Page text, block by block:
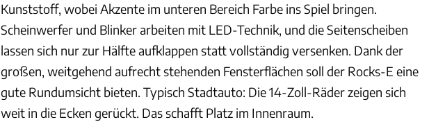
Kunststoff, wobei Akzente im unteren Bereich Farbe ins Spiel bringen.
Scheinwerfer und Blinker arbeiten mit LED-Technik, und die Seitenscheiben
lassen sich nur zur Hälfte aufklappen statt vollständig versenken. Dank der
großen, weitgehend aufrecht stehenden Fensterflächen soll der Rocks-E eine
gute Rundumsicht bieten. Typisch Stadtauto: Die 14-Zoll-Räder zeigen sich
weit in die Ecken gerückt. Das schafft Platz im Innenraum.